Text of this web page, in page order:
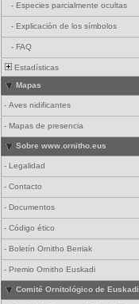
- Especies parcialmente ocultas
- Explicación de los símbolos
- FAQ
Estadísticas
Mapas
- Aves nidificantes
- Mapas de presencia
Sobre www.ornitho.eus
- Legalidad
- Contacto
- Documentos
- Código ético
- Boletín Ornitho Berriak
- Premio Ornitho Euskadi
Comité Ornitológico de Euskadi